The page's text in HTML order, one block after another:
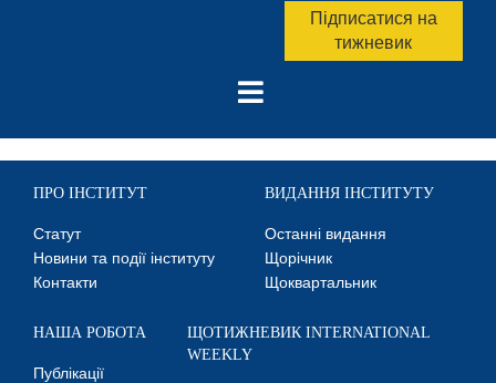
Підписатися на
тижневик
ПРО ІНСТИТУТ
Статут
Новини та події інституту
Контакти
ВИДАННЯ ІНСТИТУТУ
Останні видання
Щорічник
Щоквартальник
НАША РОБОТА
Публікації
ЩОТИЖНЕВИК INTERNATIONAL
WEEKLY